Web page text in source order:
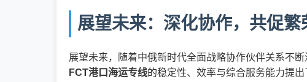
展望未来：深化协作，共促繁
展望未来，随着中俄新时代全面战略协作伙伴关系不
FCT港口海运专线的稳定性、效率与综合服务能力提